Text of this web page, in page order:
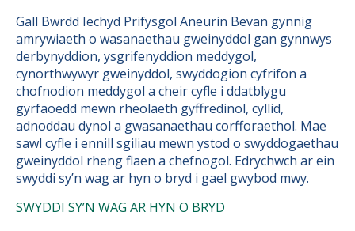
Gall Bwrdd Iechyd Prifysgol Aneurin Bevan gynnig
amrywiaeth o wasanaethau gweinyddol gan gynnwys
derbynyddion, ysgrifenyddion meddygol,
cynorthwywyr gweinyddol, swyddogion cyfrifon a
chofnodion meddygol a cheir cyfle i ddatblygu
gyrfaoedd mewn rheolaeth gyffredinol, cyllid,
adnoddau dynol a gwasanaethau corfforaethol. Mae
sawl cyfle i ennill sgiliau mewn ystod o swyddogaethau
gweinyddol rheng flaen a chefnogol. Edrychwch ar ein
swyddi sy’n wag ar hyn o bryd i gael gwybod mwy.
SWYDDI SY’N WAG AR HYN O BRYD